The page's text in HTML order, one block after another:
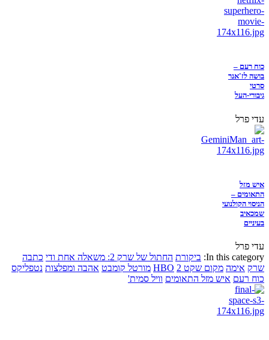
כוח רעם –
בושה לז'אנר
סרטי
גיבורי-העל
עדי פרל
איש מזל
התאומים –
הניסוי הקולנועי
שמכאיב
בעיניים
עדי פרל
In this category: ביקורת החתול של שרק 2: משאלה אחת ודי
כתבה
שרק אימה מקום שקט 2 HBO מורטל קומבט אהבה ומפלצות נטפליקס
כוח רעם איש מזל התאומים וויל סמית'